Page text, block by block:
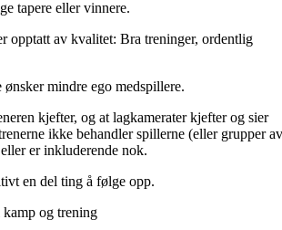
tapere eller vinnere.
opptatt av kvalitet: Bra treninger, ordentlig
ønsker mindre ego medspillere.
kjefter, og at lagkamerater kjefter og sier
ikke behandler spillerne (eller grupper av
er inkluderende nok.
en del ting å følge opp.
og trening